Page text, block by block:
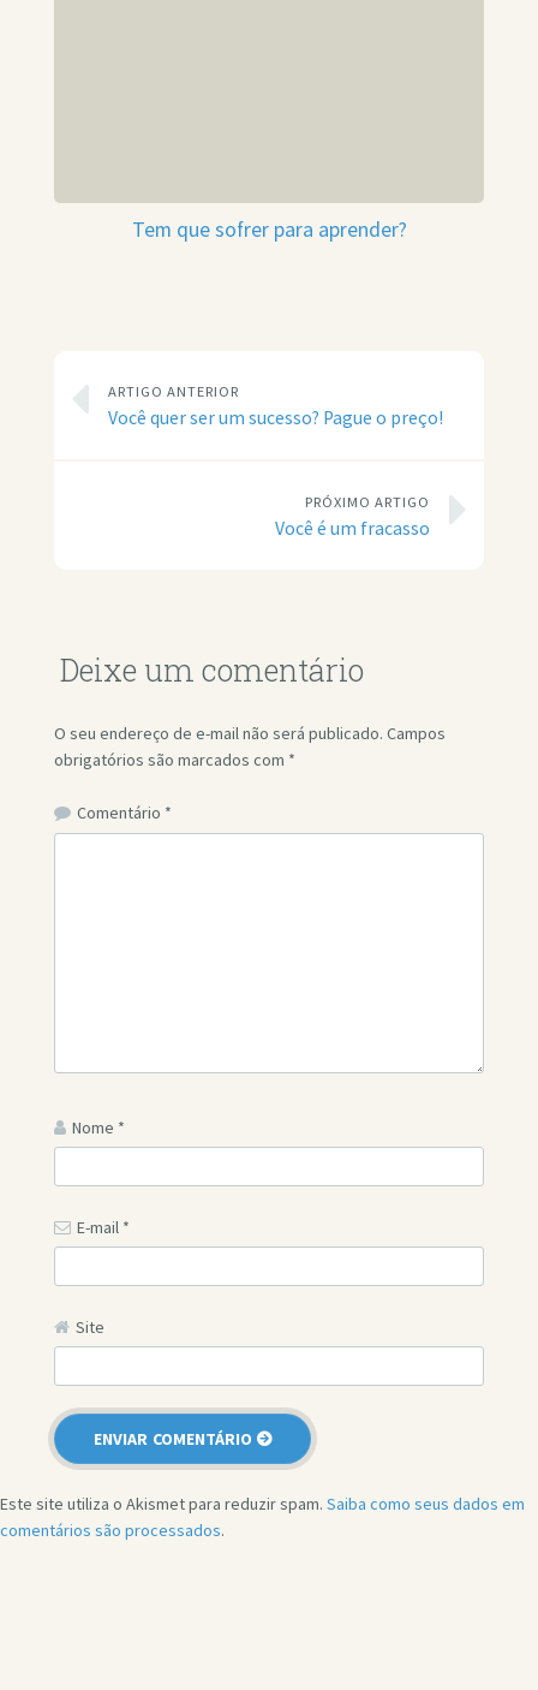
Tem que sofrer para aprender?
ARTIGO ANTERIOR
Você quer ser um sucesso? Pague o preço!
PRÓXIMO ARTIGO
Você é um fracasso
Deixe um comentário
O seu endereço de e-mail não será publicado. Campos
obrigatórios são marcados com *
Comentário *
Nome *
E-mail *
Site
Este site utiliza o Akismet para reduzir spam. Saiba como seus dados em
comentários são processados.